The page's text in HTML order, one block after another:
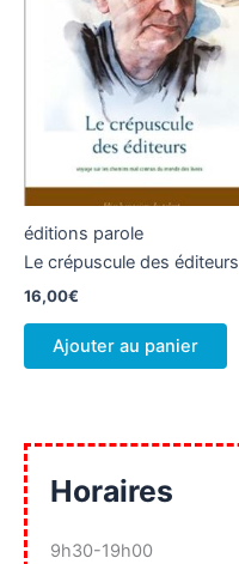
éditions parole
Le crépuscule des éditeurs
16,00€
Ajouter au panier
Horaires
9h30-19h00